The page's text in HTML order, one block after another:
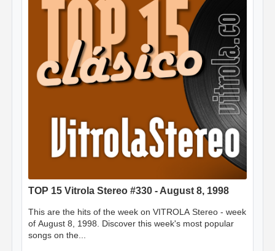
TOP 15 Vitrola Stereo #330 - August 8, 1998
This are the hits of the week on VITROLA Stereo - week
of August 8, 1998. Discover this week's most popular
songs on the...